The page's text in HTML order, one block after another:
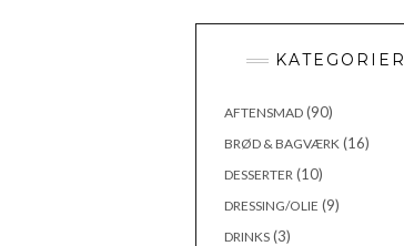
KATEGORIER
AFTENSMAD(90)
BRØD & BAGVÆRK (16)
DESSERTER (10)
DRESSING/OLIE (9)
DRINKS(3)